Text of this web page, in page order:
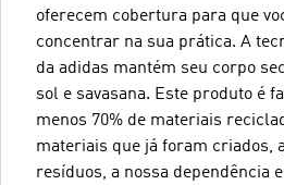
oferecem cobertura para que
concentrar na sua prática. A
da adidas mantém seu corpo
sol e savasana. Este produto é
menos 70% de materiais
materiais que já foram criados,
resíduos, a nossa dependência